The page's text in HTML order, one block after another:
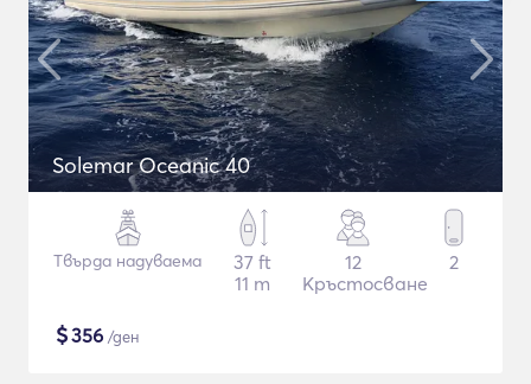
Solemar Oceanic 40
Твърда надуваема
37 ft
11 m
12
Кръстосване
2
$356 /ден